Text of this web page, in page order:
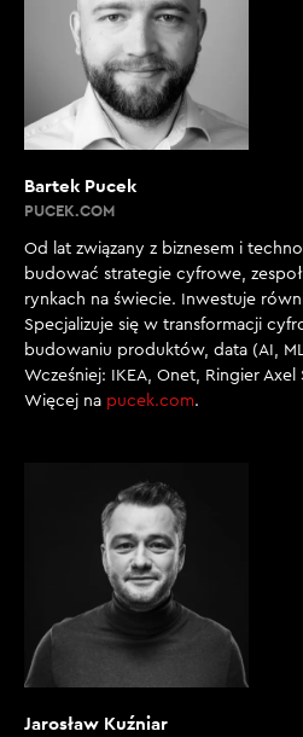
Bartek Pucek
PUCEK.COM
Od lat związany z biznesem i
budować strategie cyfrowe,
rynkach na świecie. Inwestuje
Specjalizuje się w transformacji
budowaniu produktów, data (AI,
Wcześniej: IKEA, Onet, Ringier
Więcej na pucek.com.
Jarosław Kuźniar